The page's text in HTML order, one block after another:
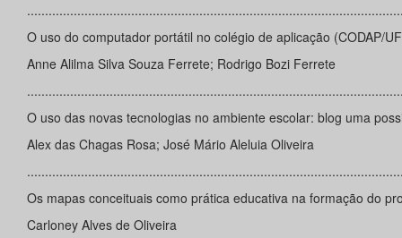
O uso do computador portátil no colégio de aplicação (CODAP/
Anne Alilma Silva Souza Ferrete; Rodrigo Bozi Ferrete
O uso das novas tecnologias no ambiente escolar: blog uma
Alex das Chagas Rosa; José Mário Aleluia Oliveira
Os mapas conceituais como prática educativa na formação do
Carloney Alves de Oliveira